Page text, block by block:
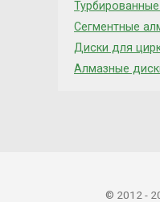
Сегментные
Диски для
Алмазные
© 2012 -